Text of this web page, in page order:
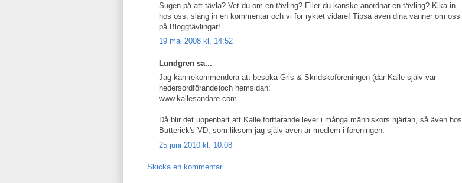
Sugen på att tävla? Vet du om en tävling? Eller du kanske anordnar en tävling? Kika in
hos oss, släng in en kommentar och vi för ryktet vidare! Tipsa även dina vänner om oss
på Bloggtävlingar!
19 maj 2008 kl. 14:52
Lundgren sa...
Jag kan rekommendera att besöka Gris & Skridskoföreningen (där Kalle själv var
hedersordförande)och hemsidan:
www.kallesandare.com
Då blir det uppenbart att Kalle fortfarande lever i många människors hjärtan, så även hos
Butterick's VD, som liksom jag själv även är medlem i föreningen.
25 juni 2010 kl. 10:08
Skicka en kommentar